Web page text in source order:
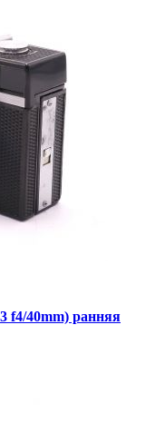
f4/40mm) ранняя